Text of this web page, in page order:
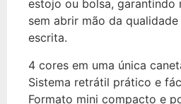
estojo ou bolsa, garantindo
sem abrir mão da
escrita.
4 cores em uma única
Sistema retrátil prático e
Formato mini compacto e